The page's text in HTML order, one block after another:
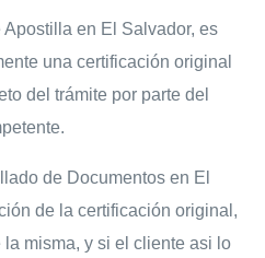
en El Salvador, es
una certificación original
del trámite por parte del
de Documentos en El
de la certificación original,
misma, y si el cliente asi lo